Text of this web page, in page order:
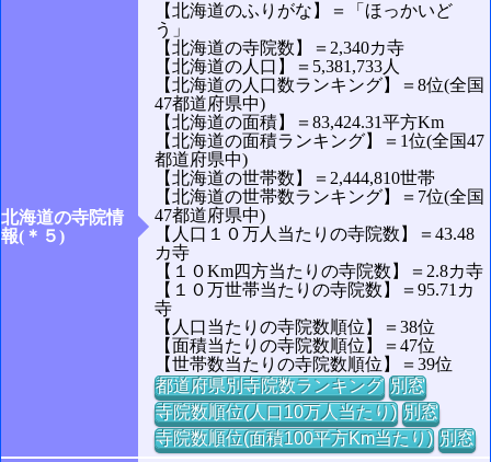
北海道の寺院情
報(＊５)
【北海道のふりがな】＝「ほっかいど
う」
【北海道の寺院数】＝2,340カ寺
【北海道の人口】＝5,381,733人
【北海道の人口数ランキング】＝8位(全国
47都道府県中)
【北海道の面積】＝83,424.31平方Km
【北海道の面積ランキング】＝1位(全国47
都道府県中)
【北海道の世帯数】＝2,444,810世帯
【北海道の世帯数ランキング】＝7位(全国
47都道府県中)
【人口１０万人当たりの寺院数】＝43.48
カ寺
【１０Km四方当たりの寺院数】＝2.8カ寺
【１０万世帯当たりの寺院数】＝95.71カ
寺
【人口当たりの寺院数順位】＝38位
【面積当たりの寺院数順位】＝47位
【世帯数当たりの寺院数順位】＝39位
都道府県別寺院数ランキング 別窓
寺院数順位(人口10万人当たり) 別窓
寺院数順位(面積100平方Km当たり) 別窓